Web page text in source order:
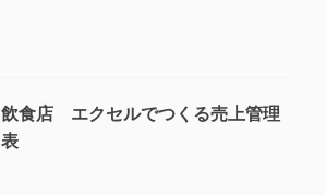
飲食店 エクセルでつくる売上管理
表